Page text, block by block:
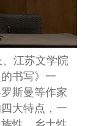
江苏文学院
书写》一
斯曼等作家
大特点，一